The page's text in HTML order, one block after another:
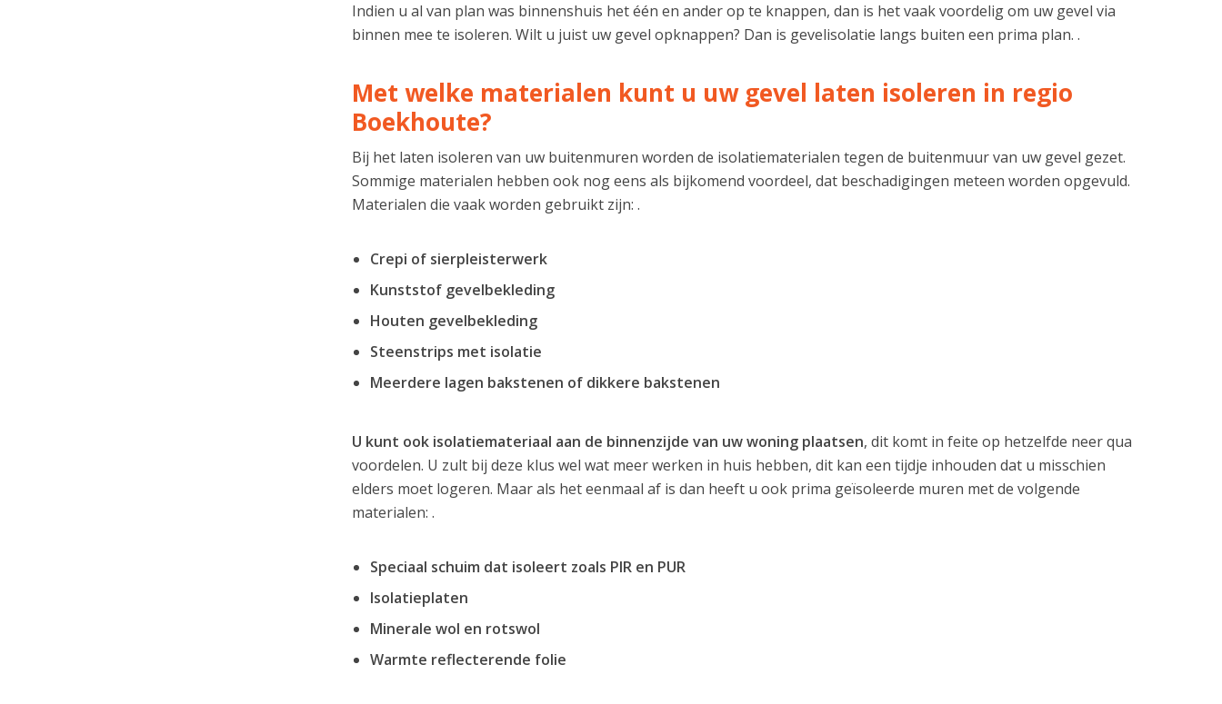
Indien u al van plan was binnenshuis het één en ander op te knappen, dan is het vaak voordelig om uw gevel via
binnen mee te isoleren. Wilt u juist uw gevel opknappen? Dan is gevelisolatie langs buiten een prima plan. .
Met welke materialen kunt u uw gevel laten isoleren in regio
Boekhoute?
Bij het laten isoleren van uw buitenmuren worden de isolatiematerialen tegen de buitenmuur van uw gevel gezet.
Sommige materialen hebben ook nog eens als bijkomend voordeel, dat beschadigingen meteen worden opgevuld.
Materialen die vaak worden gebruikt zijn: .
Crepi of sierpleisterwerk
Kunststof gevelbekleding
Houten gevelbekleding
Steenstrips met isolatie
Meerdere lagen bakstenen of dikkere bakstenen
U kunt ook isolatiemateriaal aan de binnenzijde van uw woning plaatsen, dit komt in feite op hetzelfde neer qua
voordelen. U zult bij deze klus wel wat meer werken in huis hebben, dit kan een tijdje inhouden dat u misschien
elders moet logeren. Maar als het eenmaal af is dan heeft u ook prima geïsoleerde muren met de volgende
materialen: .
Speciaal schuim dat isoleert zoals PIR en PUR
Isolatieplaten
Minerale wol en rotswol
Warmte reflecterende folie